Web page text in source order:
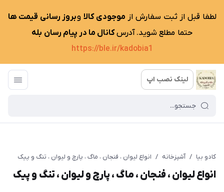
لطفا قبل از ثبت سفارش از موجودی کالا وبروز رسانی قیمت ها
حتما مطلع شوید. آدرسکانال ما در پیام رسان بله
https://ble.ir/kadobia1
لینک نصب اپ
کادو بیا / آشپزخانه / انواع لیوان ، فنجان ، ماگ ، پارچ و لیوان ، تنگ و پیک
انواع لیوان ، فنجان ، ماگ ، پارچ و لیوان ، تنگ و پیک